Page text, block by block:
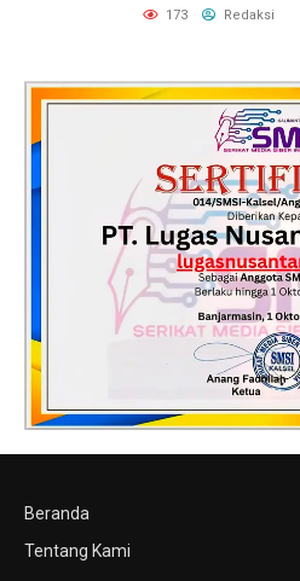
Usaha Ekonomi
173 Redaksi
Beranda
Tentang Kami